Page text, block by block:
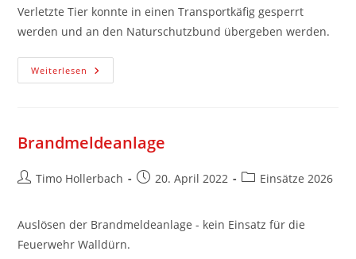
Verletzte Tier konnte in einen Transportkäfig gesperrt
werden und an den Naturschutzbund übergeben werden.
Weiterlesen
Brandmeldeanlage
Timo Hollerbach 20. April 2022 Einsätze 2026
Auslösen der Brandmeldeanlage - kein Einsatz für die
Feuerwehr Walldürn.